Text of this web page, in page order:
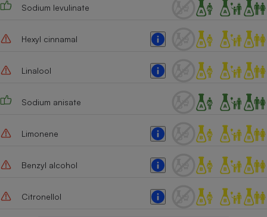
Sodium levulinate
Hexyl cinnamal
Linalool
Sodium anisate
Limonene
Benzyl alcohol
Citronellol